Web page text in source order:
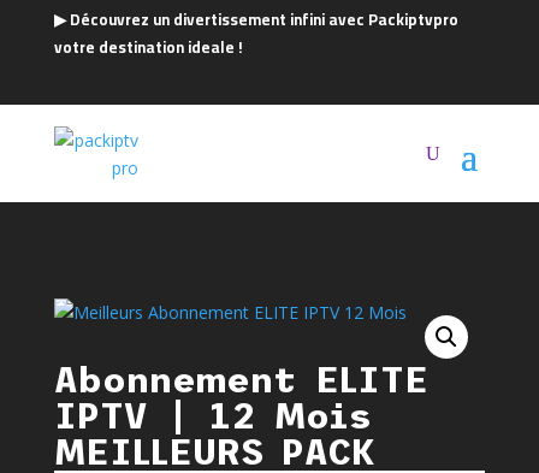
▶ Découvrez un divertissement infini avec Packiptvpro
votre destination ideale !
Abonnement ELITE
IPTV | 12 Mois
MEILLEURS PACK